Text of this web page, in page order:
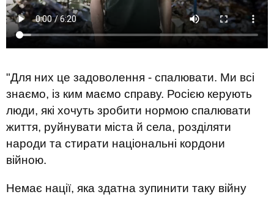
"Для них це задоволення - спалювати. Ми всі
знаємо, із ким маємо справу. Росією керують
люди, які хочуть зробити нормою спалювати
життя, руйнувати міста й села, розділяти
народи та стирати національні кордони
війною.
Немає нації, яка здатна зупинити таку війну